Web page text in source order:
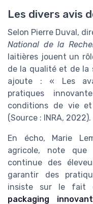
Les divers avis
Selon Pierre Duval,
National de la
laitières jouent un
de la qualité et de la
ajoute : « Les
pratiques
conditions de vie
(Source : INRA, 2022).
En écho, Marie
agricole, note que
continue des
garantir des
insiste sur le fait
packaging